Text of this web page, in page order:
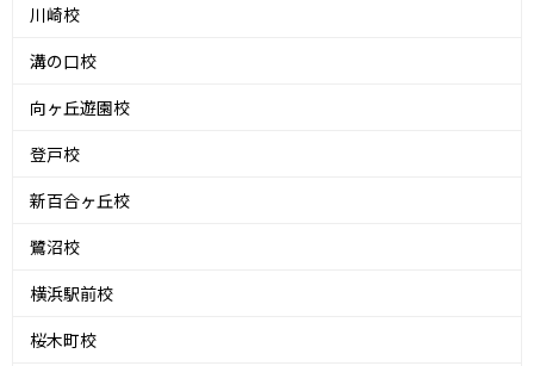
川崎校
溝の口校
向ヶ丘遊園校
登戸校
新百合ヶ丘校
鷺沼校
横浜駅前校
桜木町校